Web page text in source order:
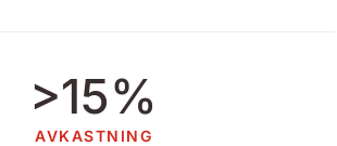
>15%
AVKASTNING